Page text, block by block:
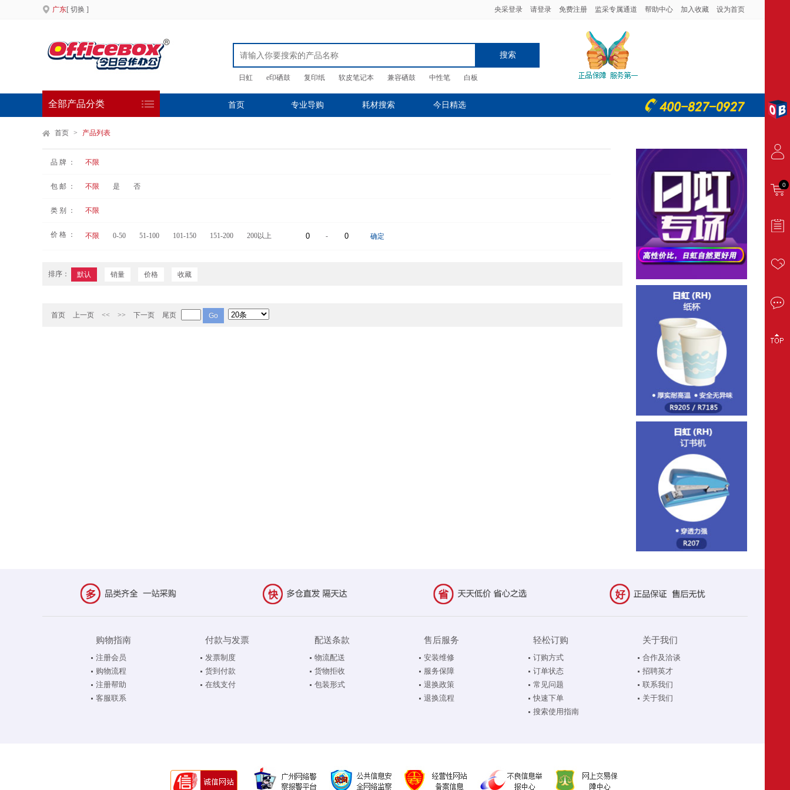
央采登录 请登录 免费注册 监采专属通道 帮助中心 加入收藏 设为首页
广东[ 切换 ]
搜索
日虹 e印硒鼓 复印纸 软皮笔记本 兼容硒鼓 中性笔 白板
全部产品分类 首页 专业导购 耗材搜索 今日精选
首页 > 产品列表
品 牌 ： 不限
包 邮 ： 不限 是 否
类 别 ： 不限
价 格 ： 不限 0-50 51-100 101-150 151-200 200以上 - 确定
排序： 默认 销量 价格 收藏
首页 上一页 << >> 下一页 尾页
购物指南
注册会员
购物流程
注册帮助
客服联系
付款与发票
发票制度
货到付款
在线支付
配送条款
物流配送
货物拒收
包装形式
售后服务
安装维修
服务保障
退换政策
退换流程
轻松订购
订购方式
订单状态
常见问题
快速下单
搜索使用指南
关于我们
合作及洽谈
招聘英才
联系我们
关于我们
0